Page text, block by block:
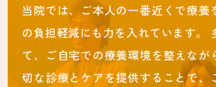
当院では、ご本人の一番近くで療養
の負担軽減にも力を入れています。
て、ご自宅での療養環境を整えなが
切な診療とケアを提供することで、